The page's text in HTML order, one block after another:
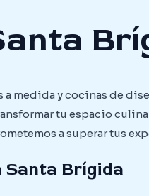
medida y cocinas de
tu espacio
a superar tus
Santa Brígida